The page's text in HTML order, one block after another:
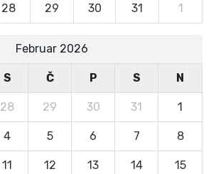
28 29 30 31 1
Februar 2026
S Č P S N
28 29 30 31 1
4 5 6 7 8
11 12 13 14 15